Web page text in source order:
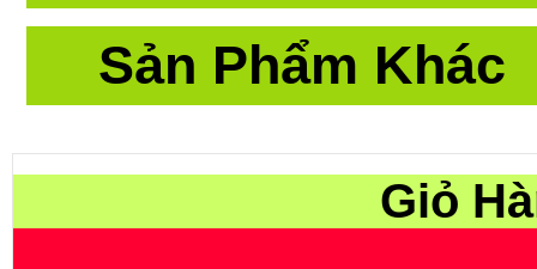
Sản Phẩm Khác
Giỏ